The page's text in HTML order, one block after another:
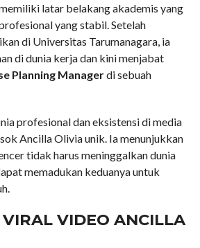
latar belakang akademis yang
yang stabil. Setelah
di Universitas Tarumanagara, ia
di dunia kerja dan kini menjabat
Planning Managerdi sebuah
profesional dan eksistensi di media
Ancilla Olivia unik. Ia menunjukkan
tidak harus meninggalkan dunia
memadukan keduanya untuk
VIDEO ANCILLA